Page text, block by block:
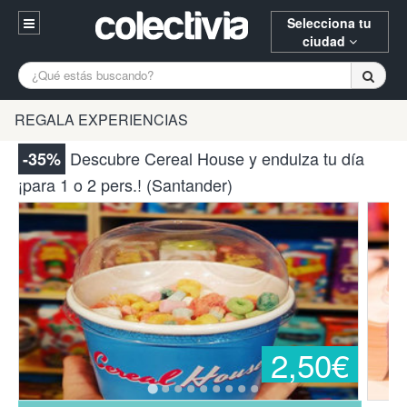
Selecciona tu
ciudad
Entrar
94 652 38 15 (L-V 10:30-15:00)
¿Necesitas ayuda? Escríbenos
A Coruña Alicante
Bilbao Burgos
Gijón Huesca
Madrid Oviedo Palencia
Pamplona Santander Tarragona
Valencia Vitoria Zaragoza
REGALA EXPERIENCIAS
-35% Descubre Cereal House y endulza tu día
¡para 1 o 2 pers.! (Santander)
2,50€